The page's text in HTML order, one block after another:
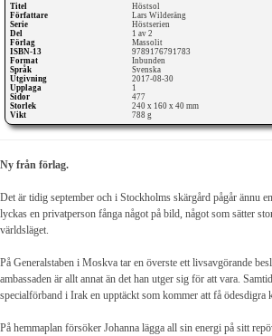
Titel
Höstsol
Författare
Lars Wilderäng
Serie
Höstserien
Del
1 av 2
Förlag
Massolit
ISBN-13
9789176791783
Format
Inbunden
Språk
Svenska
Utgivning
2017-08-30
Upplaga
1
Sidor
477
Storlek
240 x 160 x 40 mm
Vikt
788 g
Ny från förlag.
Det är tidig september och i Stockholms skärgård pågår ännu
lyckas en privatperson fånga något på bild, något som sätter
världsläget.
På Generalstaben i Moskva tar en överste ett livsavgörande
ambassaden är allt annat än det han utger sig för att vara.
specialförband i Irak en upptäckt som kommer att få ödesdigra
På hemmaplan försöker Johanna lägga all sin energi på sitt